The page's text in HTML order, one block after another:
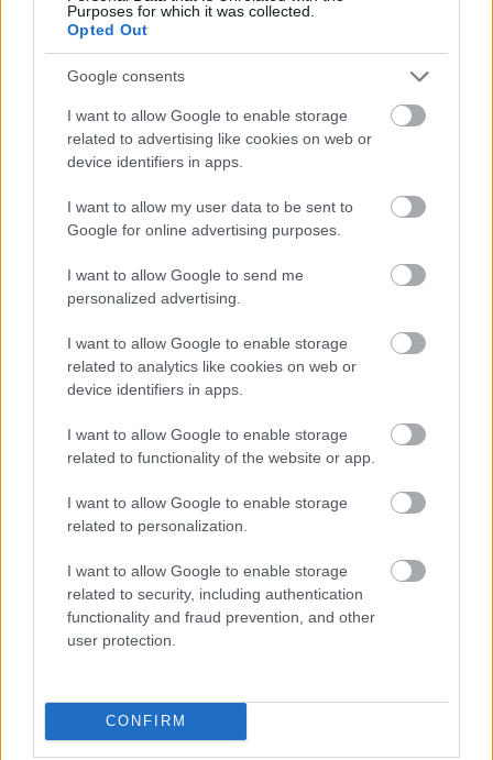
Purposes for which it was collected.
Opted Out
Google consents
I want to allow Google to enable storage
related to advertising like cookies on web or
device identifiers in apps.
I want to allow my user data to be sent to
Google for online advertising purposes.
I want to allow Google to send me
personalized advertising.
I want to allow Google to enable storage
related to analytics like cookies on web or
device identifiers in apps.
I want to allow Google to enable storage
related to functionality of the website or app.
I want to allow Google to enable storage
related to personalization.
I want to allow Google to enable storage
related to security, including authentication
functionality and fraud prevention, and other
user protection.
CONFIRM
tetőcserép
Tetőépítés -és felújítás? Legyen tudatos a
költségtervezésben!
tetőcserép